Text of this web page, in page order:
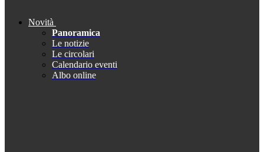
Novità
Panoramica
Le notizie
Le circolari
Calendario eventi
Albo online